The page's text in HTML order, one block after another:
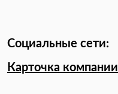
Карточка компании